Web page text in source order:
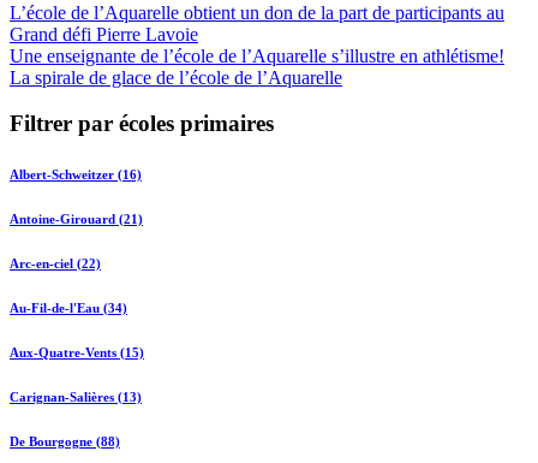
L’école de l’Aquarelle obtient un don de la part de participants au
Grand défi Pierre Lavoie
Une enseignante de l’école de l’Aquarelle s’illustre en athlétisme!
La spirale de glace de l’école de l’Aquarelle
Filtrer par écoles primaires
Albert-Schweitzer (16)
Antoine-Girouard (21)
Arc-en-ciel (22)
Au-Fil-de-l'Eau (34)
Aux-Quatre-Vents (15)
Carignan-Salières (13)
De Bourgogne (88)